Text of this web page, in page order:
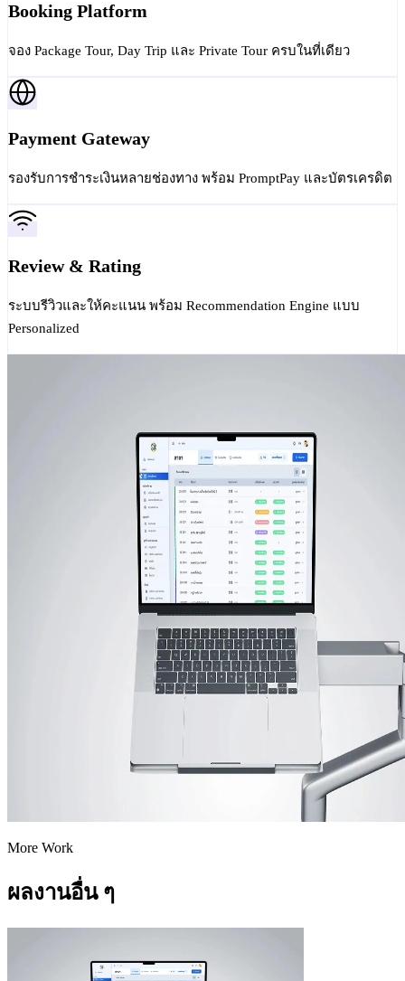
Booking Platform
จอง Package Tour, Day Trip และ Private Tour ครบในที่เดียว
Payment Gateway
รองรับการชำระเงินหลายช่องทาง พร้อม PromptPay และบัตรเครดิต
Review & Rating
ระบบรีวิวและให้คะแนน พร้อม Recommendation Engine แบบ
Personalized
More Work
ผลงานอื่น ๆ